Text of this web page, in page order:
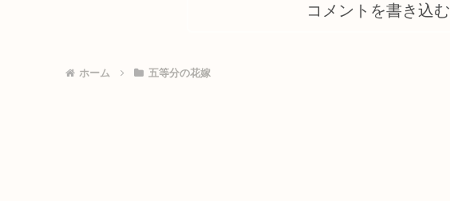
コメントを書き込む
ホーム 五等分の花嫁